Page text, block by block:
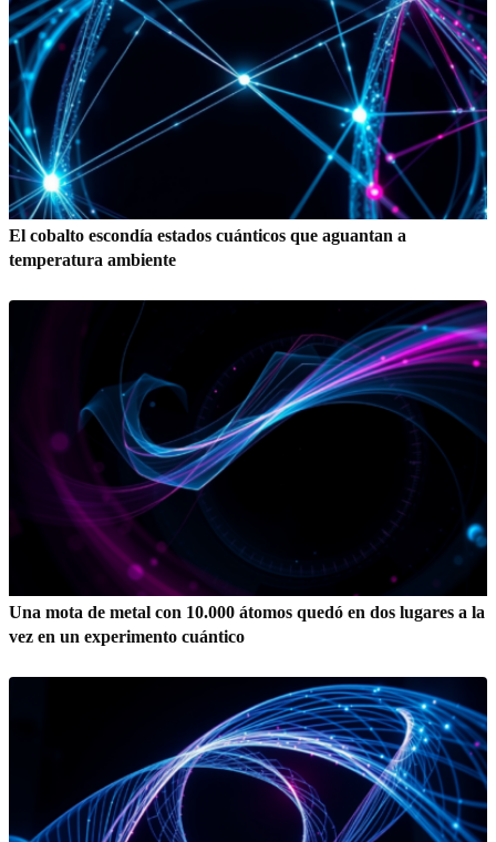
El cobalto escondía estados cuánticos que aguantan a
temperatura ambiente
Una mota de metal con 10.000 átomos quedó en dos lugares a la
vez en un experimento cuántico